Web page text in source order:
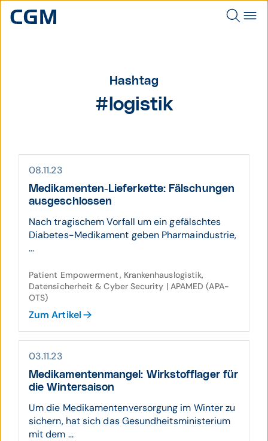
Hashtag
#logistik
08.11.23
Medikamenten-Liefer­kette: Fälschungen
ausge­schlossen
Nach tragischem Vorfall um ein gefälschtes
Diabetes-Medikament geben Pharmaindustrie,
...
Patient Empowerment, Krankenhauslogistik,
Datensicherheit & Cyber Security | APAMED (APA-
OTS)
Zum Artikel
03.11.23
Medika­menten­mangel: Wirk­stoff­lager für
die Winter­saison
Um die Medikamentenversorgung im Winter zu
sichern, hat sich das Gesundheitsministerium
mit dem ...